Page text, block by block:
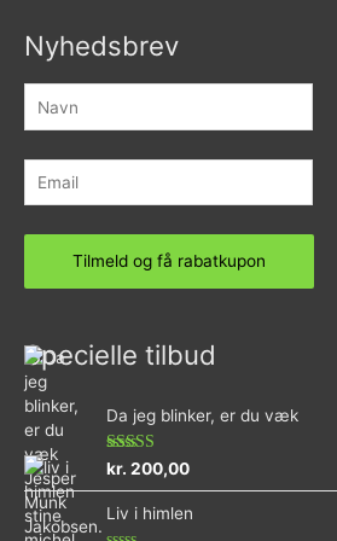
Nyhedsbrev
Specielle tilbud
Da jeg blinker, er du væk
Vurderet
ud af 5
kr. 200,00
Liv i himlen